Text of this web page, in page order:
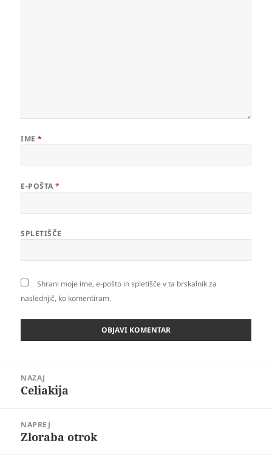
IME*
E-POŠTA*
SPLETIŠČE
Shrani moje ime, e-pošto in spletišče v ta brskalnik za
naslednjič, ko komentiram.
prispevka
NAZAJ
Prejšnji
Celiakija
NAPREJ
Naslednji
Zloraba otrok